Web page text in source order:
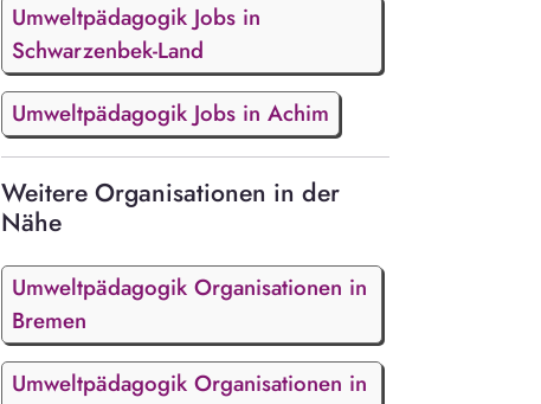
Umweltpädagogik Jobs in
Schwarzenbek-Land
Umweltpädagogik Jobs in Achim
Weitere Organisationen in der
Nähe
Umweltpädagogik Organisationen in
Bremen
Umweltpädagogik Organisationen in